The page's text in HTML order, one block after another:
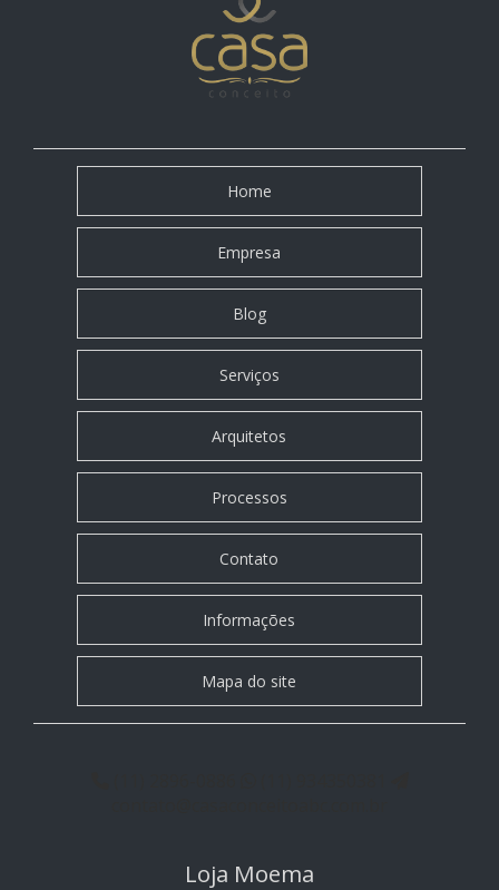
Home
Empresa
Blog
Serviços
Arquitetos
Processos
Contato
Informações
Mapa do site
Loja Moema